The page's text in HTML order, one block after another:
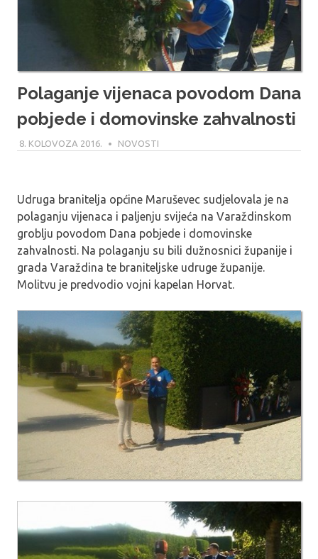
Polaganje vijenaca povodom Dana
pobjede i domovinske zahvalnosti
8. KOLOVOZA 2016. MODERATOR
NOVOSTI
Udruga branitelja općine Maruševec sudjelovala je na
polaganju vijenaca i paljenju svijeća na Varaždinskom
groblju povodom Dana pobjede i domovinske
zahvalnosti. Na polaganju su bili dužnosnici županije i
grada Varaždina te braniteljske udruge županije.
Molitvu je predvodio vojni kapelan Horvat.